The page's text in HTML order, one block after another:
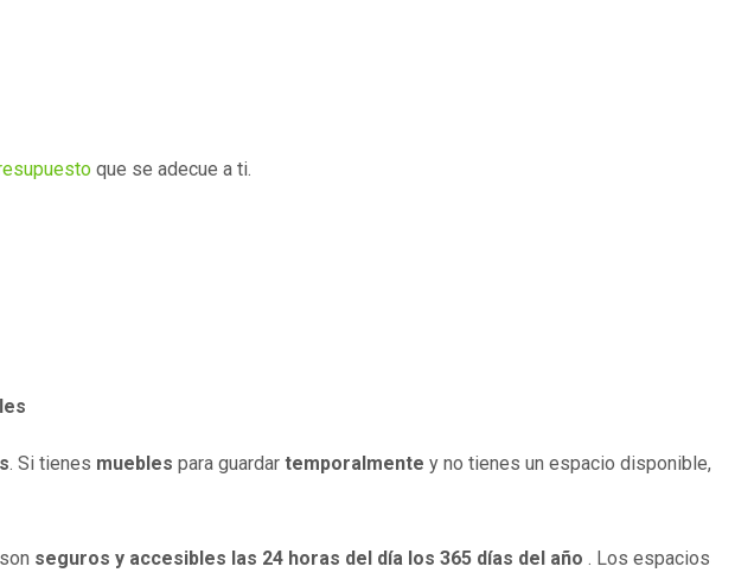
que se adecue a ti.
. Si tienes muebles para guardar temporalmente y no tienes un espacio disponible,
seguros y accesibles las 24 horas del día los 365 días del año . Los espacios